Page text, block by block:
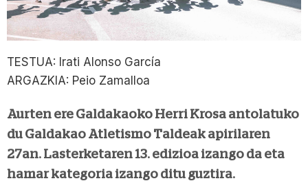
TESTUA: Irati Alonso García
ARGAZKIA: Peio Zamalloa
Aurten ere Galdakaoko Herri Krosa antolatuko
du Galdakao Atletismo Taldeak apirilaren
27an. Lasterketaren 13. edizioa izango da eta
hamar kategoria izango ditu guztira.